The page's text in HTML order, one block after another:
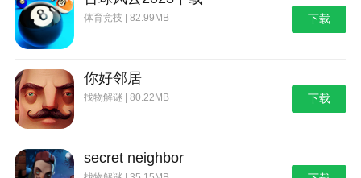
体育竞技 | 82.99MB 下载
你好邻居
找物解谜 | 80.22MB 下载
secret neighbor